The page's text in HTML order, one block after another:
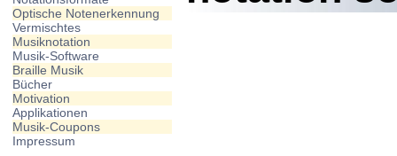
Optische Notenerkennung
Vermischtes
Musiknotation
Musik-Software
Braille Musik
Bücher
Motivation
Applikationen
Musik-Coupons
Impressum